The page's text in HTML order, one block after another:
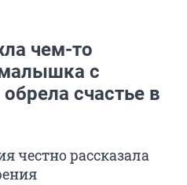
чем-то
с
счастье в
честно рассказала